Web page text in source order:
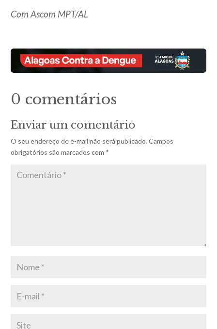
Com Ascom MPT/AL
0 comentários
Enviar um comentário
O seu endereço de e-mail não será publicado. Campos
obrigatórios são marcados com *